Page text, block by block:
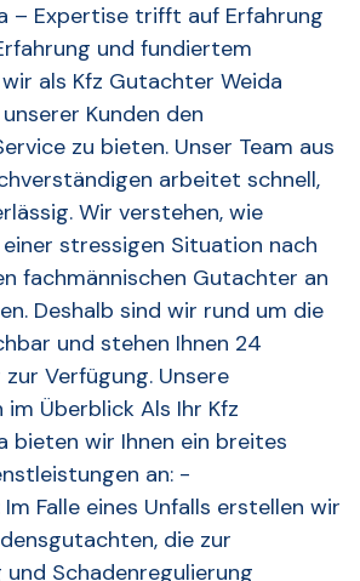
– Expertise trifft auf Erfahrung
und fundiertem
als Kfz Gutachter Weida
Kunden den
zu bieten. Unser Team aus
arbeitet schnell,
Wir verstehen, wie
stressigen Situation nach
fachmännischen Gutachter an
Deshalb sind wir rund um die
und stehen Ihnen 24
Verfügung. Unsere
Überblick Als Ihr Kfz
bieten wir Ihnen ein breites
an: -
Falle eines Unfalls erstellen wir
die zur
und Schadenregulierung